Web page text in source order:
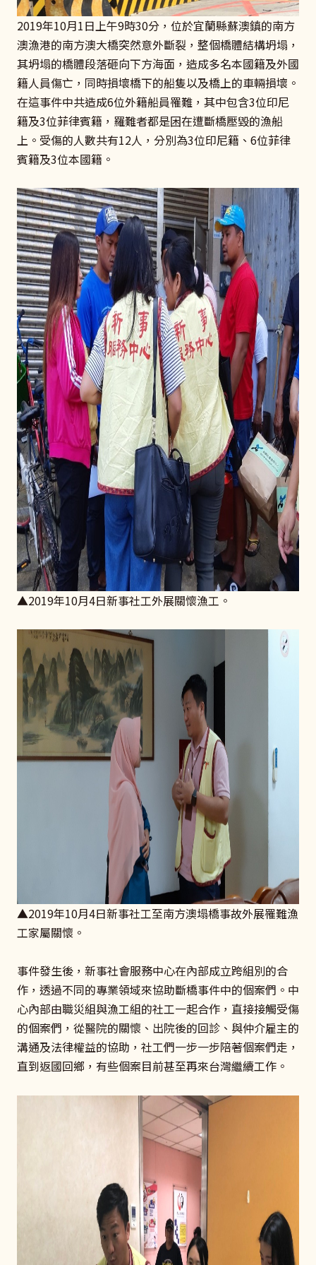
2019年10月1日上午9時30分，位於宜蘭縣蘇澳鎮的南方
澳漁港的南方澳大橋突然意外斷裂，整個橋體結構坍塌，
其坍塌的橋體段落砸向下方海面，造成多名本國籍及外國
籍人員傷亡，同時損壞橋下的船隻以及橋上的車輛損壞。
在這事件中共造成6位外籍船員罹難，其中包含3位印尼
籍及3位菲律賓籍，羅難者都是困在遭斷橋壓毀的漁船
上。受傷的人數共有12人，分別為3位印尼籍、6位菲律
賓籍及3位本國籍。
▲2019年10月4日新事社工外展關懷漁工。
▲2019年10月4日新事社工至南方澳塌橋事故外展罹難漁
工家屬關懷。
事件發生後，新事社會服務中心在內部成立跨組別的合
作，透過不同的專業領域來協助斷橋事件中的個案們。中
心內部由職災組與漁工組的社工一起合作，直接接觸受傷
的個案們，從醫院的關懷、出院後的回診、與仲介雇主的
溝通及法律權益的協助，社工們一步一步陪著個案們走，
直到返國回鄉，有些個案目前甚至再來台灣繼續工作。